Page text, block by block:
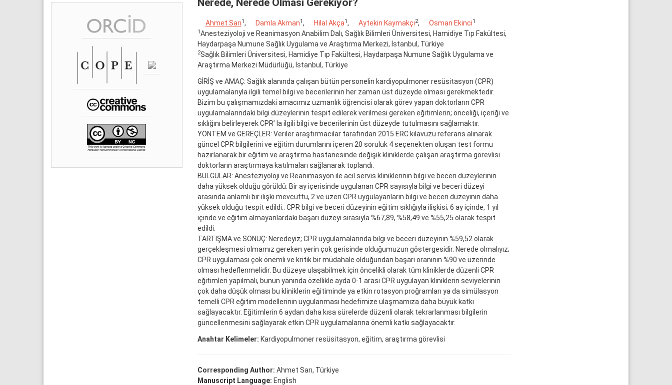
Nerede, Nerede Olması Gerekiyor?
Ahmet Sarı1, Damla Akman1, Hilal Akça1, Aytekin Kaymakçı2, Osman Ekinci1
1Anesteziyoloji ve Reanimasyon Anabilim Dalı, Sağlık Bilimleri Üniversitesi, Hamidiye Tıp Fakültesi,
Haydarpaşa Numune Sağlık Uygulama ve Araştırma Merkezi, İstanbul, Türkiye
2Sağlık Bilimleri Üniversitesi, Hamidiye Tıp Fakültesi, Haydarpaşa Numune Sağlık Uygulama ve
Araştırma Merkezi Müdürlüğü, İstanbul, Türkiye
GİRİŞ ve AMAÇ: Sağlık alanında çalışan bütün personelin kardiyopulmoner resüsitasyon (CPR)
uygulamalarıyla ilgili temel bilgi ve becerilerinin her zaman üst düzeyde olması gerekmektedir.
Bizim bu çalışmamızdaki amacımız uzmanlık öğrencisi olarak görev yapan doktorların CPR
uygulamalarındaki bilgi düzeylerinin tespit edilerek verilmesi gereken eğitimlerin; önceliği, içeriği ve
sıklığını belirleyerek CPR’ la ilgili bilgi ve becerilerinin üst düzeyde tutulmasını sağlamaktır.
YÖNTEM ve GEREÇLER: Veriler araştırmacılar tarafından 2015 ERC kılavuzu referans alınarak
güncel CPR bilgilerini ve eğitim durumlarını içeren 20 soruluk 4 seçenekten oluşan test formu
hazırlanarak bir eğitim ve araştırma hastanesinde değişik kliniklerde çalışan araştırma görevlisi
doktorların araştırmaya katılmaları sağlanarak toplandı.
BULGULAR: Anesteziyoloji ve Reanimasyon ile acil servis kliniklerinin bilgi ve beceri düzeylerinin
daha yüksek olduğu görüldü. Bir ay içerisinde uygulanan CPR sayısıyla bilgi ve beceri düzeyi
arasında anlamlı bir ilişki mevcuttu, 2 ve üzeri CPR uygulayanların bilgi ve beceri düzeyinin daha
yüksek olduğu tespit edildi.. CPR bilgi ve beceri düzeyinin eğitim sıklığıyla ilişkisi; 6 ay içinde, 1 yıl
içinde ve eğitim almayanlardaki başarı düzeyi sırasıyla %67,89, %58,49 ve %55,25 olarak tespit
edildi.
TARTIŞMA ve SONUÇ: Neredeyiz; CPR uygulamalarında bilgi ve beceri düzeyinin %59,52 olarak
gerçekleşmesi olmamız gereken yerin çok gerisinde olduğumuzun göstergesidir. Nerede olmalıyız;
CPR uygulaması çok önemli ve kritik bir müdahale olduğundan başarı oranının %90 ve üzerinde
olması hedeflenmelidir. Bu düzeye ulaşabilmek için öncelikli olarak tüm kliniklerde düzenli CPR
eğitimleri yapılmalı, bunun yanında özellikle ayda 0-1 arası CPR uygulayan kliniklerin seviyelerinin
çok daha düşük olması bu kliniklerin eğitiminde ya etkin rotasyon proğramları ya da simülasyon
temelli CPR eğitim modellerinin uygulanması hedefimize ulaşmamıza daha büyük katkı
sağlayacaktır. Eğitimlerin 6 aydan daha kısa sürelerde düzenli olarak tekrarlanması bilgilerin
güncellenmesini sağlayarak etkin CPR uygulamalarına önemli katkı sağlayacaktır.
Anahtar Kelimeler: Kardiyopulmoner resüsitasyon, eğitim, araştırma görevlisi
Corresponding Author: Ahmet Sarı, Türkiye
Manuscript Language: English